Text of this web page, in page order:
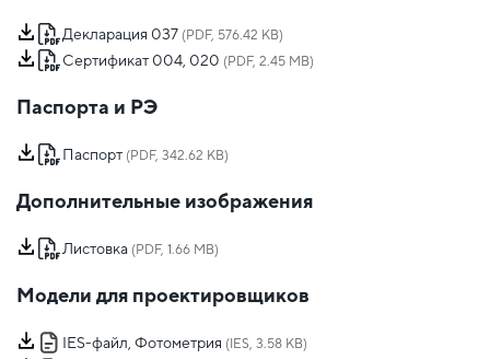
Декларация 037 (PDF, 576.42 KB)
Сертификат 004, 020 (PDF, 2.45 MB)
Паспорта и РЭ
Паспорт (PDF, 342.62 KB)
Дополнительные изображения
Листовка (PDF, 1.66 MB)
Модели для проектировщиков
IES-файл, Фотометрия (IES, 3.58 KB)